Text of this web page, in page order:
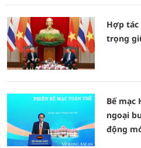
Hợp
trọng
Bế mạc
ngoại
động